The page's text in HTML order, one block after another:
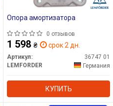
Опора амортизатора
0 отзывов
1 598 ₴ срок 2 дн.
Артикул:
36747 01
LEMFORDER
Германия
КУПИТЬ